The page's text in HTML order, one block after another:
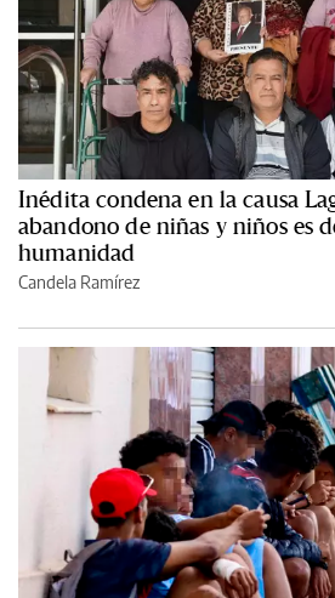
Inédita condena en la causa
abandono de niñas y niños es
humanidad
Candela Ramírez